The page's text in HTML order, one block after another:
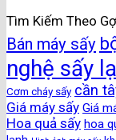
Tìm Kiếm Theo
Bán máy sấy
nghệ sấy
Cơm cháy sấy cần
Giá máy sấy Giá
Hoa quả sấy hoa